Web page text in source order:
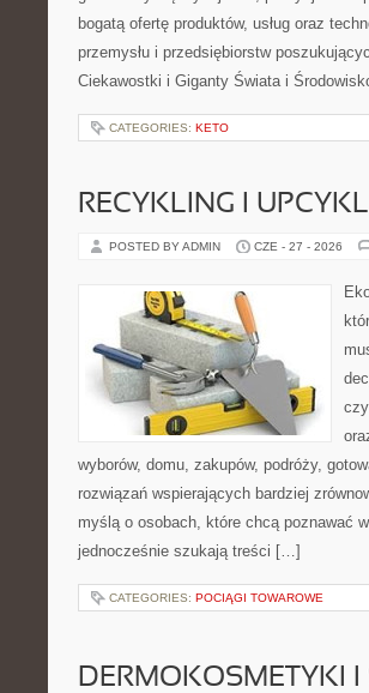
bogatą ofertę produktów, usług oraz
przemysłu i przedsiębiorstw
Ciekawostki i Giganty Świata i
CATEGORIES: KETO
RECYKLING I
POSTED BY ADMIN CZE - 27 - 2026
wyborów, domu, zakupów, podróży,
rozwiązań wspierających bardziej
myślą o osobach, które chcą poznawać
jednocześnie szukają treści […]
CATEGORIES: POCIĄGI TOWAROWE
DERMOKOSMETYKI